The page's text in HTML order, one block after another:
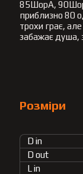
85ШорА,
приблизно 80
трохи грає,
забажає душа,
Розміри
D in
D out
L in